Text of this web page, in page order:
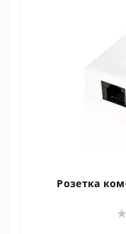
Розетка